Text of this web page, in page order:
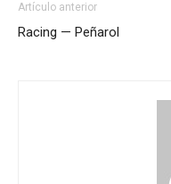
Artículo anterior
Racing — Peñarol